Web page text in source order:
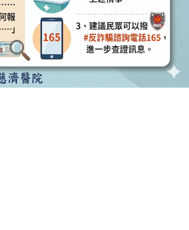
理爭議影片之說明